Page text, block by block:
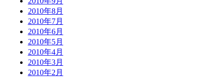
2010年8月
2010年7月
2010年6月
2010年5月
2010年4月
2010年3月
2010年2月